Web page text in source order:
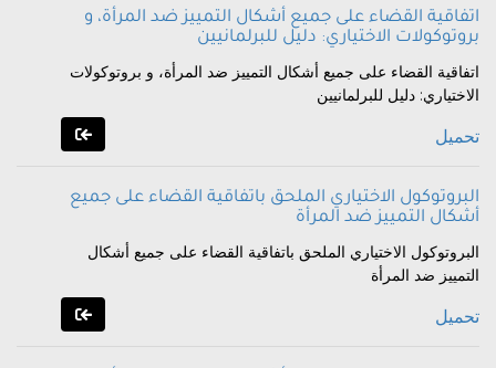
اتفاقية القضاء على جميع أشكال التمييز ضد المرأة، و
بروتوكولات الاختياري: دليل للبرلمانيين
اتفاقية القضاء على جميع أشكال التمييز ضد المرأة، و بروتوكولات
الاختياري: دليل للبرلمانيين
تحميل
البروتوكول الاختياري الملحق باتفاقية القضاء على جميع
أشكال التمييز ضد المرأة
البروتوكول الاختياري الملحق باتفاقية القضاء على جميع أشكال
التمييز ضد المرأة
تحميل